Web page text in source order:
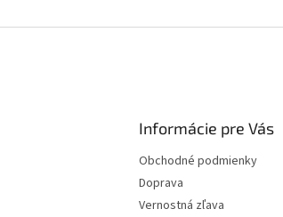
Informácie pre Vás
Obchodné podmienky
Doprava
Vernostná zľava